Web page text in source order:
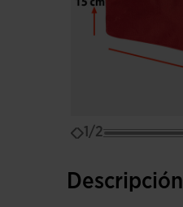
1/2
Descripción